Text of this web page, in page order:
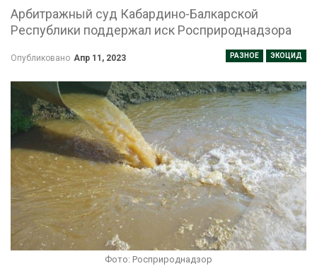
Арбитражный суд Кабардино-Балкарской
Республики поддержал иск Росприроднадзора
РАЗНОЕ ЭКОЦИД
Опубликовано Апр 11, 2023
Фото: Росприроднадзор